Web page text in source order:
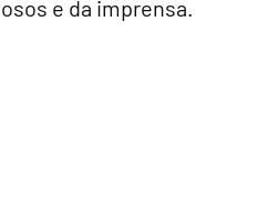
e da imprensa.